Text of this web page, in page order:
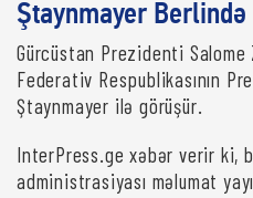
Ştaynmayer
Gürcüstan Prezidenti
Federativ Respublikasının
Ştaynmayer ilə görüşür.
InterPress.ge xəbər verir ki,
administrasiyası məlumat